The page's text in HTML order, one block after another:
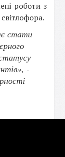
роботи з
стати
-